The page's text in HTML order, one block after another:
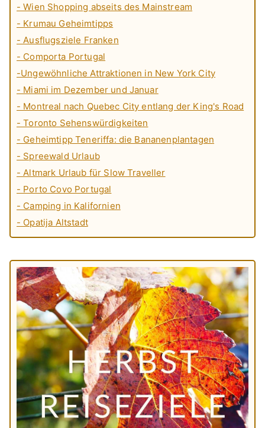
- Wien Shopping abseits des Mainstream
- Krumau Geheimtipps
- Ausflugsziele Franken
- Comporta Portugal
-Ungewöhnliche Attraktionen in New York City
- Miami im Dezember und Januar
- Montreal nach Quebec City entlang der King's Road
- Toronto Sehenswürdigkeiten
- Geheimtipp Teneriffa: die Bananenplantagen
- Spreewald Urlaub
- Altmark Urlaub für Slow Traveller
- Porto Covo Portugal
- Camping in Kalifornien
- Opatija Altstadt